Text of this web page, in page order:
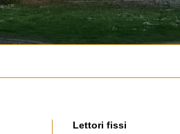
Lettori fissi